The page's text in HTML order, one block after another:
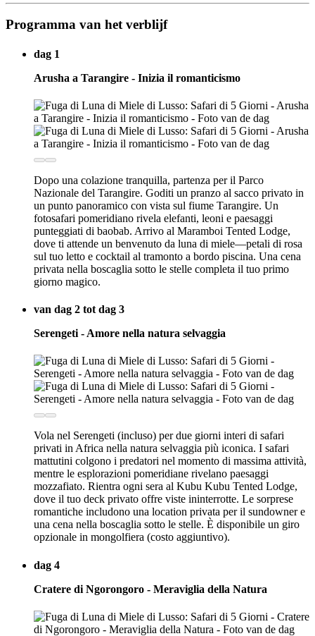
Programma van het verblijf
dag 1
Arusha a Tarangire - Inizia il romanticismo
Dopo una colazione tranquilla, partenza per il Parco
Nazionale del Tarangire. Goditi un pranzo al sacco privato in
un punto panoramico con vista sul fiume Tarangire. Un
fotosafari pomeridiano rivela elefanti, leoni e paesaggi
punteggiati di baobab. Arrivo al Maramboi Tented Lodge,
dove ti attende un benvenuto da luna di miele—petali di rosa
sul tuo letto e cocktail al tramonto a bordo piscina. Una cena
privata nella boscaglia sotto le stelle completa il tuo primo
giorno magico.
van dag 2 tot dag 3
Serengeti - Amore nella natura selvaggia
Vola nel Serengeti (incluso) per due giorni interi di safari
privati in Africa nella natura selvaggia più iconica. I safari
mattutini colgono i predatori nel momento di massima attività,
mentre le esplorazioni pomeridiane rivelano paesaggi
mozzafiato. Rientra ogni sera al Kubu Kubu Tented Lodge,
dove il tuo deck privato offre viste ininterrotte. Le sorprese
romantiche includono una location privata per il sundowner e
una cena nella boscaglia sotto le stelle. È disponibile un giro
opzionale in mongolfiera (costo aggiuntivo).
dag 4
Cratere di Ngorongoro - Meraviglia della Natura